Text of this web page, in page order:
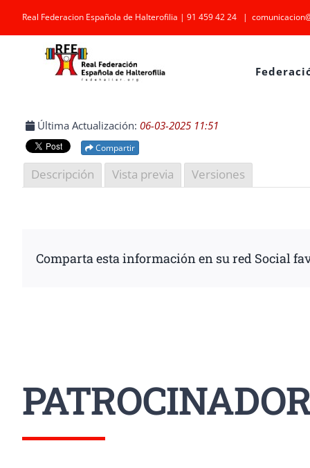
Saltar
al
contenido
Real Federacion Española de Halterofilia | 91 459 42 24 |
Última Actualización: 06-03-2025 11:51
Compartir
Descripción Vista previa Versiones
Comparta esta información en su red Social